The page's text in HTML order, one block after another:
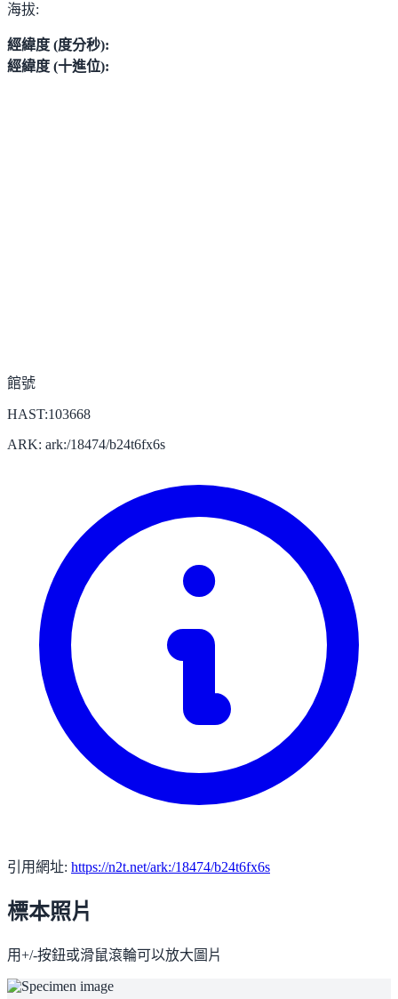
海拔:
經緯度 (度分秒):
經緯度 (十進位):
館號
HAST:103668
ARK: ark:/18474/b24t6fx6s
引用網址: https://n2t.net/ark:/18474/b24t6fx6s
標本照片
用+/-按鈕或滑鼠滾輪可以放大圖片